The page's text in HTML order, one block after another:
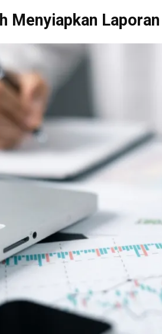
Menyiapkan